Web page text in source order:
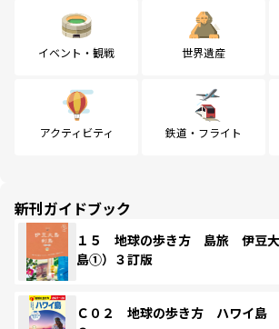
イベント・観戦 世界遺産
アクティビティ 鉄道・フライト
新刊ガイドブック
１５ 地球の歩き方 島旅 伊豆
島①）３訂版
Ｃ０２ 地球の歩き方 ハワイ島